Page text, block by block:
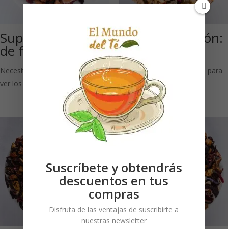
Superwoman (Té
de frutas)
Necesitas estar registrado para
ver los precios
Amor de Dragón:
Té de frutas
Necesitas estar registrado para
ver los precios
Suscríbete y obtendrás
descuentos en tus
compras
Disfruta de las ventajas de suscribirte a
nuestras newsletter